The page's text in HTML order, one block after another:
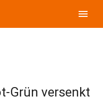
menu
Grün versenkt